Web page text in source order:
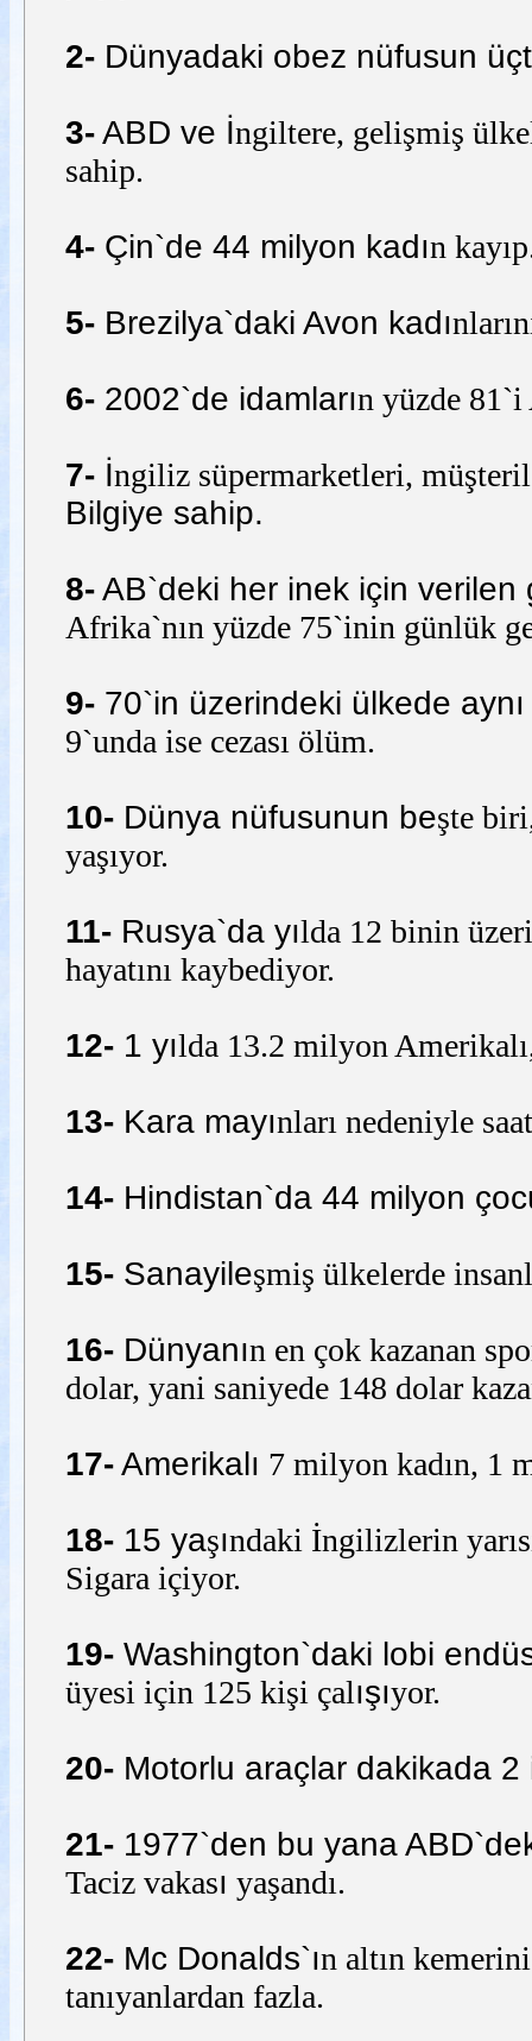
2- Dünyadaki obez nüfusun
3-ABD ve İngiltere, gelişmiş
sahip.
4- Çin`de 44 milyon kadın
5- Brezilya`daki Avon kadı
6- 2002`de idamların yüzde
7- İngiliz süpermarketleri,
Bilgiye sahip.
8-AB`deki her inek için verilen
Afrika`nın yüzde 75`inin günlük
9- 70`in üzerindeki ülkede aynı
9`unda ise cezası ölüm.
10- Dünya nüfusunun beşte
yaşıyor.
11- Rusya`da yılda 12 binin
hayatını kaybediyor.
12- 1 yılda 13.2 milyon
13- Kara mayınları nedeniyle
14- Hindistan`da 44 milyon
15- Sanayileşmiş ülkelerde
16- Dünyanın en çok kazanan
dolar, yani saniyede 148 dolar
17-Amerikalı 7 milyon kadın, 1
18- 15 yaşındaki İngilizlerin
Sigara içiyor.
19- Washington`daki lobi
üyesi için 125 kişi çalışıyor.
20- Motorlu araçlar dakikada 2
21- 1977`den bu yana
Taciz vakası yaşandı.
22- Mc Donalds`ın altın kemerini
tanıyanlardan fazla.